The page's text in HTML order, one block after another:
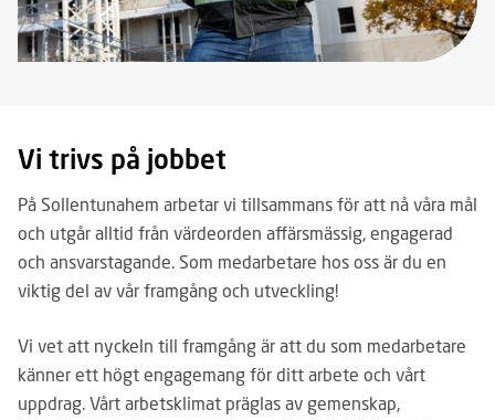
Vi trivs på jobbet
På Sollentunahem arbetar vi tillsammans för att nå våra mål
och utgår alltid från värdeorden affärsmässig, engagerad
och ansvarstagande. Som medarbetare hos oss är du en
viktig del av vår framgång och utveckling!
Vi vet att nyckeln till framgång är att du som medarbetare
känner ett högt engagemang för ditt arbete och vårt
uppdrag. Vårt arbetsklimat präglas av gemenskap,